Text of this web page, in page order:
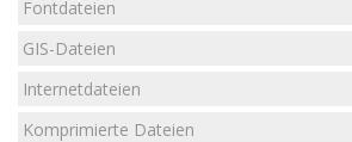
Fontdateien
GIS-Dateien
Internetdateien
Komprimierte Dateien